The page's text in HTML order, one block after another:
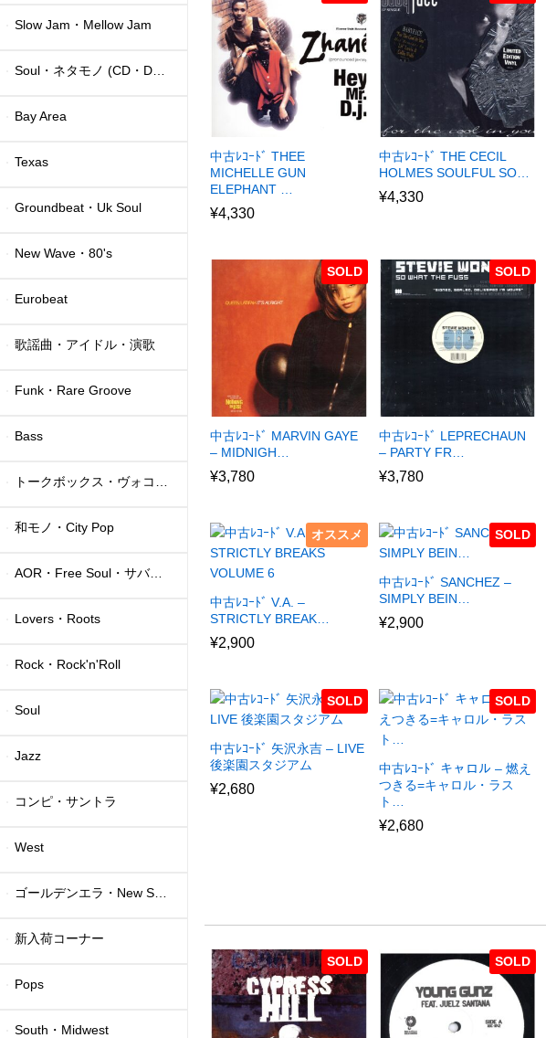
中古ﾚｺｰﾄﾞ THEE
MICHELLE GUN
ELEPHANT …
¥4,330
中古ﾚｺｰﾄﾞ THE CECIL
HOLMES SOULFUL SO…
¥4,330
SOLD
中古ﾚｺｰﾄﾞ MARVIN GAYE
– MIDNIGH…
¥3,780
SOLD
中古ﾚｺｰﾄﾞ LEPRECHAUN
– PARTY FR…
¥3,780
オススメ
中古ﾚｺｰﾄﾞ V.A. –
STRICTLY BREAK…
¥2,900
SOLD
中古ﾚｺｰﾄﾞ SANCHEZ –
SIMPLY BEIN…
¥2,900
SOLD
中古ﾚｺｰﾄﾞ 矢沢永吉 – LIVE
後楽園スタジアム
¥2,680
SOLD
中古ﾚｺｰﾄﾞ キャロル – 燃え
つきる=キャロル・ラス
ト…
¥2,680
SOLD SOLD
Slow Jam・Mellow Jam
Soul・ネタモノ (CD・DVD)
Bay Area
Texas
Groundbeat・Uk Soul
New Wave・80's
Eurobeat
歌謡曲・アイドル・演歌
Funk・Rare Groove
Bass
トークボックス・ヴォコーダー
和モノ・City Pop
AOR・Free Soul・サバービア
Lovers・Roots
Rock・Rock'n'Roll
Soul
Jazz
コンピ・サントラ
West
ゴールデンエラ・New School
新入荷コーナー
Pops
South・Midwest